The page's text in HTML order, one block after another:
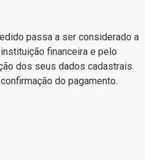
passa a ser considerado a
financeira e pelo
dos seus dados cadastrais.
do pagamento.